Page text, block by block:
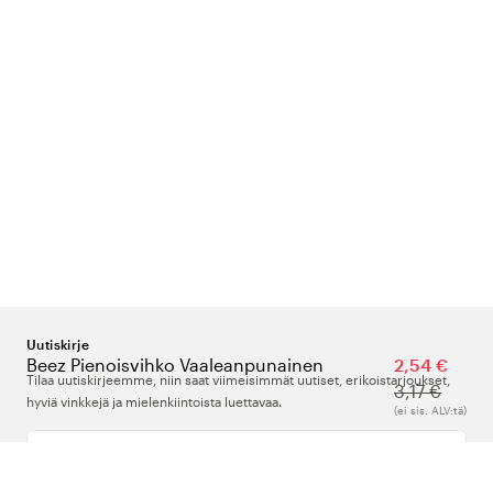
Beez Pienoisvihko Vaaleanpunainen
2,54 €
3,17 €
(ei sis. ALV:tä)
Uutiskirje
Tilaa uutiskirjeemme, niin saat viimeisimmät uutiset, erikoistarjoukset,
hyviä vinkkejä ja mielenkiintoista luettavaa.
Kirjoita sähköpostiosoitteesi